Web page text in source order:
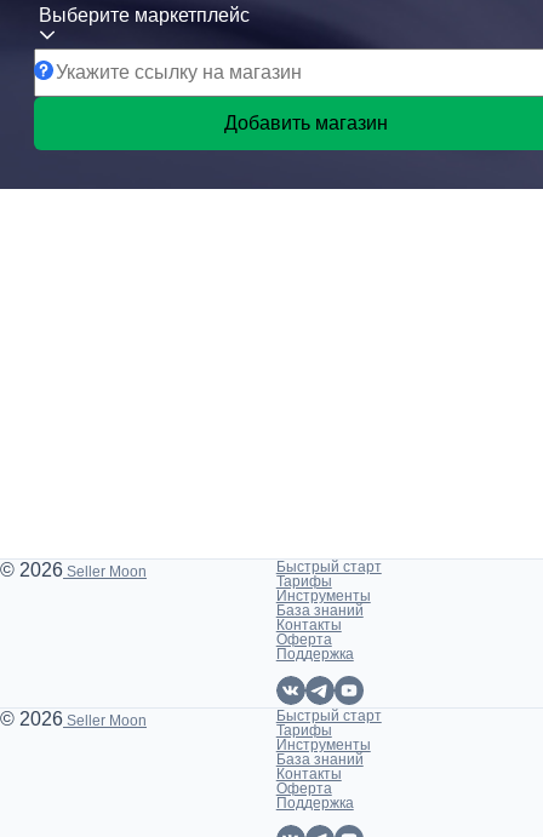
Выберите маркетплейс
Добавить магазин
© 2026 Seller Moon
Быстрый старт
Тарифы
Инструменты
База знаний
Контакты
Оферта
Поддержка
© 2026 Seller Moon
Быстрый старт
Тарифы
Инструменты
База знаний
Контакты
Оферта
Поддержка